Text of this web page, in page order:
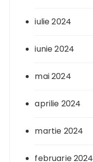
iulie 2024
iunie 2024
mai 2024
aprilie 2024
martie 2024
februarie 2024